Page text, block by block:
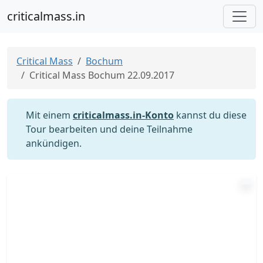
criticalmass.in
Critical Mass
Bochum
Critical Mass Bochum 22.09.2017
Mit einem criticalmass.in-Konto kannst du diese
Tour bearbeiten und deine Teilnahme
ankündigen.